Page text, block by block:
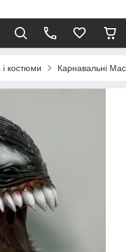
костюми Карнавальні